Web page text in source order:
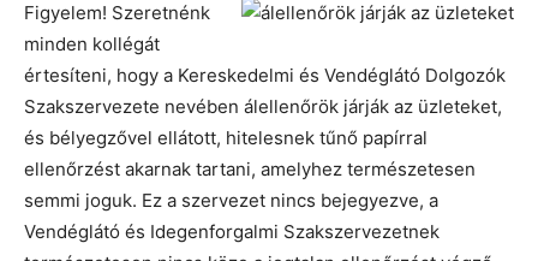
Figyelem! Szeretnénk
minden kollégát
értesíteni, hogy a Kereskedelmi és Vendéglátó Dolgozók
Szakszervezete nevében álellenőrök járják az üzleteket,
és bélyegzővel ellátott, hitelesnek tűnő papírral
ellenőrzést akarnak tartani, amelyhez természetesen
semmi joguk. Ez a szervezet nincs bejegyezve, a
Vendéglátó és Idegenforgalmi Szakszervezetnek